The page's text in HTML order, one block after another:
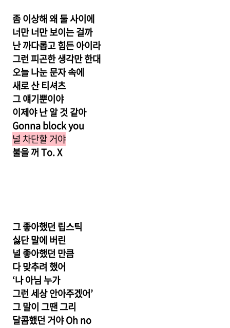
좀 이상해 왜 둘 사이에
너만 너만 보이는 걸까
난 까다롭고 힘든 아이라
그런 피곤한 생각만 한대
오늘 나눈 문자 속에
새로 산 티셔츠
그 얘기뿐이야
이제야 난 알 것 같아
Gonna block you
널 차단할 거야
불을 꺼 To. X
그 좋아했던 립스틱
싫단 말에 버린
널 좋아했던 만큼
다 맞추려 했어
‘나 아님 누가
그런 세상 안아주겠어’
그 말이 그땐 그리
달콤했던 거야 Oh no